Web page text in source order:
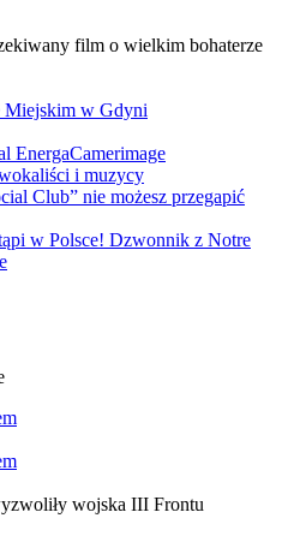
film o wielkim bohaterze
Miejskim w Gdyni
EnergaCamerimage
i muzycy
Club” nie możesz przegapić
w Polsce! Dzwonnik z Notre
wojska III Frontu